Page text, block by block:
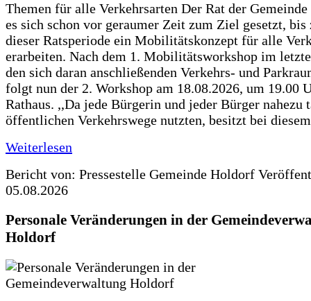
Themen für alle Verkehrsarten Der Rat der
es sich schon vor geraumer Zeit zum Ziel gesetzt, bis
dieser Ratsperiode ein Mobilitätskonzept für alle
erarbeiten. Nach dem 1. Mobilitätsworkshop im
den sich daran anschließenden Verkehrs- und
folgt nun der 2. Workshop am 18.08.2026, um 19.00
Rathaus. ,,Da jede Bürgerin und jeder Bürger nahezu
öffentlichen Verkehrswege nutzten, besitzt bei
Weiterlesen
Bericht von: Pressestelle Gemeinde Holdorf
05.08.2026
Personale Veränderungen in der
Holdorf